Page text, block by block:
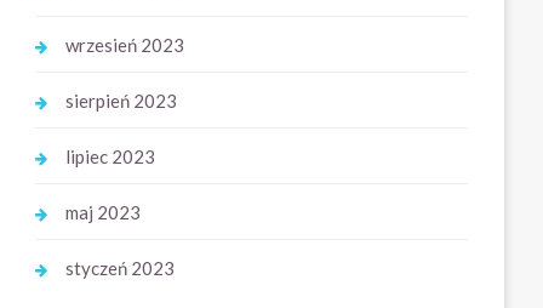
wrzesień 2023
sierpień 2023
lipiec 2023
maj 2023
styczeń 2023